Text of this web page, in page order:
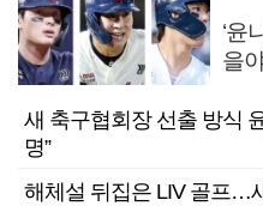
‘윤
을
새 축구협회장 선출 방식
명”
해체설 뒤집은 LIV 골프…